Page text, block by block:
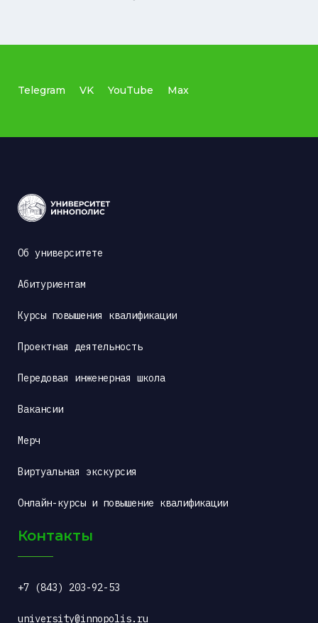
Telegram VK YouTube Max
Об университете
Абитуриентам
Курсы повышения квалификации
Проектная деятельность
Передовая инженерная школа
Вакансии
Мерч
Виртуальная экскурсия
Онлайн-курсы и повышение квалификации
Контакты
+7 (843) 203-92-53
university@innopolis.ru